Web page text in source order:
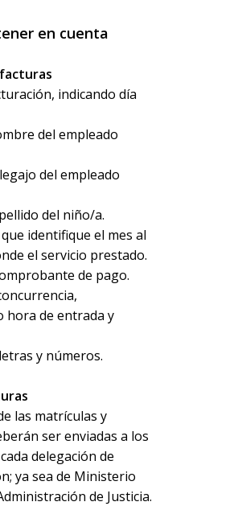
en cuenta
indicando día
del empleado
del empleado
del niño/a.
identifique el mes al
el servicio prestado.
de pago.
hora de entrada y
y números.
las matrículas y
ser enviadas a los
delegación de
ya sea de Ministerio
de Justicia.